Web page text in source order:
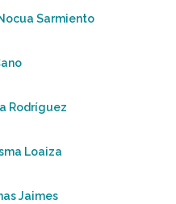
Sarmiento
Rodríguez
Loaiza
Jaimes